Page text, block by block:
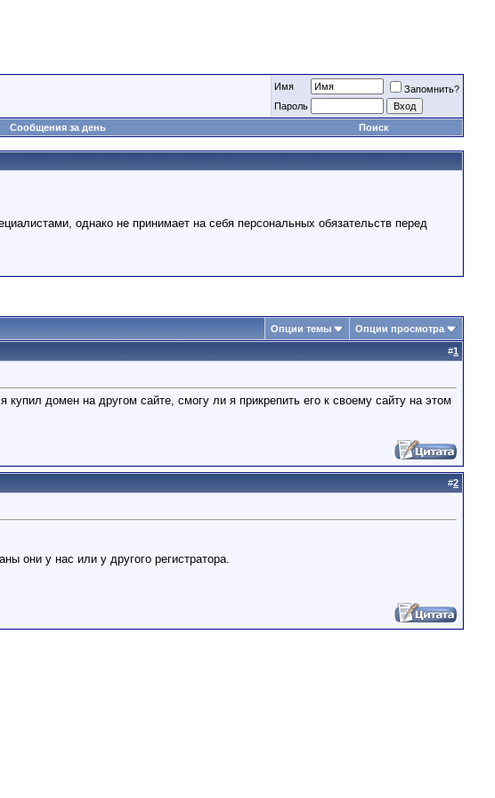
Имя
Запомнить?
Пароль
Сообщения за день Поиск
однако не принимает на себя персональных обязательств перед
Опции темы Опции просмотра
#1
купил домен на другом сайте, смогу ли я прикрепить его к своему сайту на этом
#2
они у нас или у другого регистратора.